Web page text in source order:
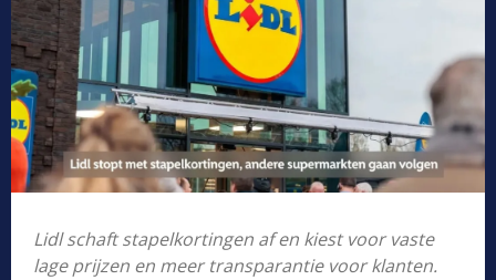
Lidl schaft stapelkortingen af en kiest voor vaste
lage prijzen en meer transparantie voor klanten.